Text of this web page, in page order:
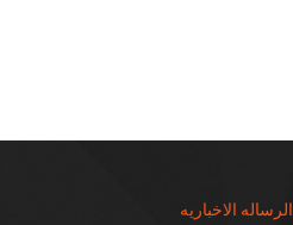
الرساله الاخباريه